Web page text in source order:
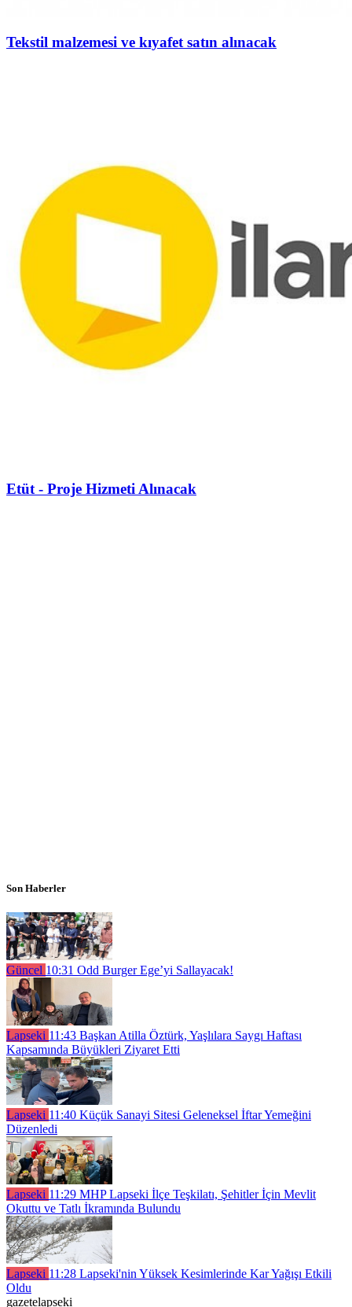
Tekstil malzemesi ve kıyafet satın alınacak
Etüt - Proje Hizmeti Alınacak
Son Haberler
Güncel 10:31 Odd Burger Ege’yi Sallayacak!
Lapseki 11:43 Başkan Atilla Öztürk, Yaşlılara Saygı Haftası
Kapsamında Büyükleri Ziyaret Etti
Lapseki 11:40 Küçük Sanayi Sitesi Geleneksel İftar Yemeğini
Düzenledi
Lapseki 11:29 MHP Lapseki İlçe Teşkilatı, Şehitler İçin Mevlit
Okuttu ve Tatlı İkramında Bulundu
Lapseki 11:28 Lapseki'nin Yüksek Kesimlerinde Kar Yağışı Etkili
Oldu
gazetelapseki